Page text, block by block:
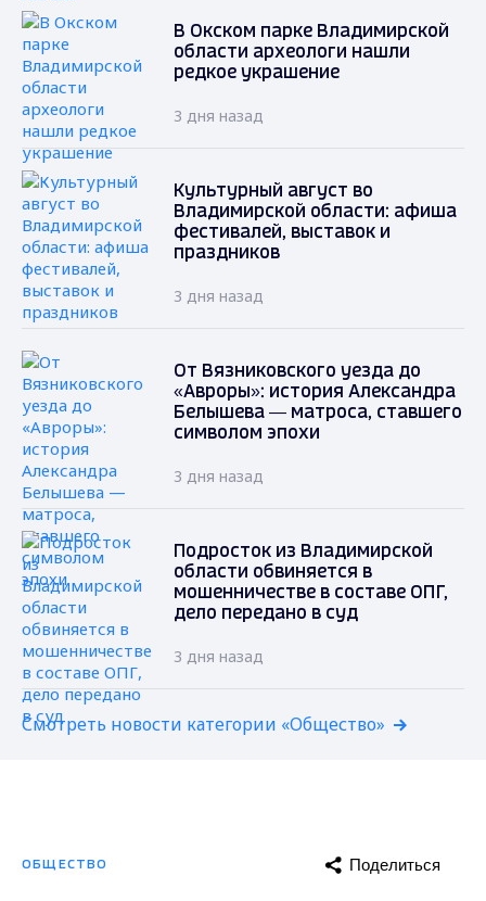
В Окском парке Владимирской
области археологи нашли
редкое украшение
3 дня назад
Культурный август во
Владимирской области: афиша
фестивалей, выставок и
праздников
3 дня назад
От Вязниковского уезда до
«Авроры»: история Александра
Белышева — матроса, ставшего
символом эпохи
3 дня назад
Подросток из Владимирской
области обвиняется в
мошенничестве в составе ОПГ,
дело передано в суд
3 дня назад
Смотреть новости категории «Общество»
ОБЩЕСТВО Поделиться